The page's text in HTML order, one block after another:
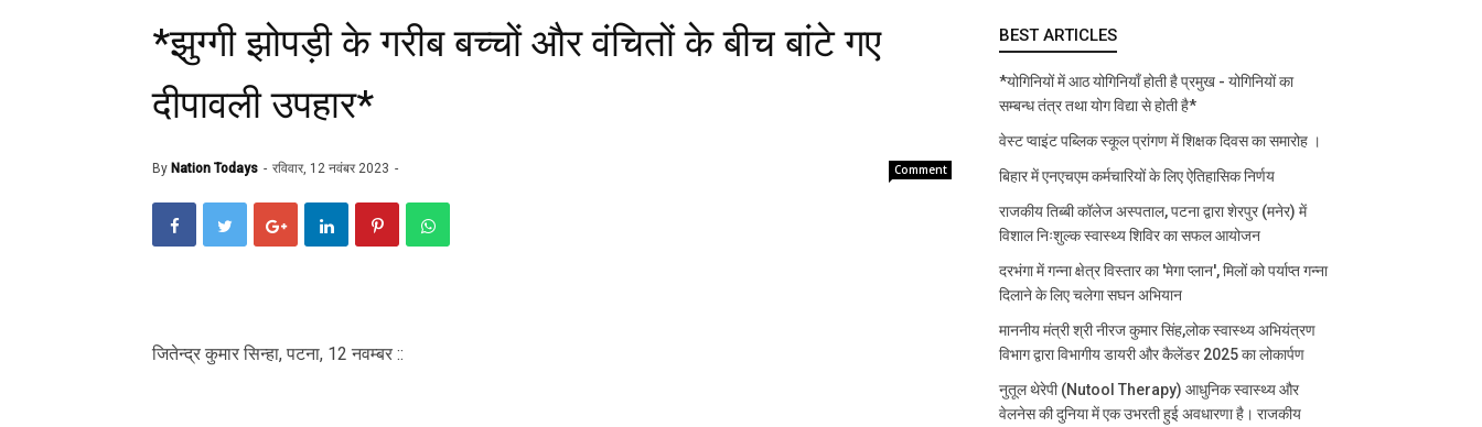
*झुग्गी झोपड़ी के गरीब बच्चों और वंचितों के बीच बांटे गए
दीपावली उपहार*
By Nation Todays रविवार, 12 नवंबर 2023 Comment
जितेन्द्र कुमार सिन्हा, पटना, 12 नवम्बर ::
BEST ARTICLES
*योगिनियों में आठ योगिनियाँ होती है प्रमुख - योगिनियों का
सम्बन्ध तंत्र तथा योग विद्या से होती है*
वेस्ट प्वाइंट पब्लिक स्कूल प्रांगण में शिक्षक दिवस का समारोह ।
बिहार में एनएचएम कर्मचारियों के लिए ऐतिहासिक निर्णय
राजकीय तिब्बी कॉलेज अस्पताल, पटना द्वारा शेरपुर (मनेर) में
विशाल निःशुल्क स्वास्थ्य शिविर का सफल आयोजन
दरभंगा में गन्ना क्षेत्र विस्तार का 'मेगा प्लान', मिलों को पर्याप्त गन्ना
दिलाने के लिए चलेगा सघन अभियान
माननीय मंत्री श्री नीरज कुमार सिंह,लोक स्वास्थ्य अभियंत्रण
विभाग द्वारा विभागीय डायरी और कैलेंडर 2025 का लोकार्पण
नुतूल थेरेपी (Nutool Therapy) आधुनिक स्वास्थ्य और
वेलनेस की दुनिया में एक उभरती हुई अवधारणा है। राजकीय